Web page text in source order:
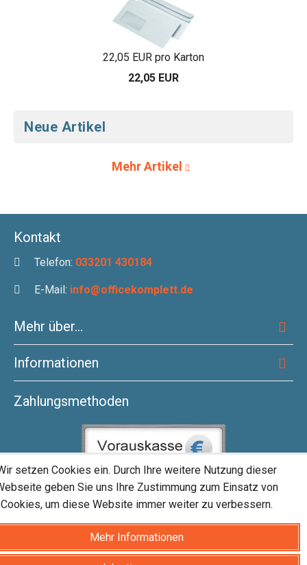
22,05 EUR pro Karton
22,05 EUR
Neue Artikel
Mehr Artikel
Kontakt
Telefon: 033201 430184
E-Mail: info@officekomplett.de
Mehr über...
Informationen
Zahlungsmethoden
Bürobedarf von A bis Z finden Sie bei - officekomplett © 2026
setzen Cookies ein. Durch Ihre weitere Nutzung dieser
geben Sie uns Ihre Zustimmung zum Einsatz von
Cookies, um diese Website immer weiter zu verbessern.
Mehr Informationen